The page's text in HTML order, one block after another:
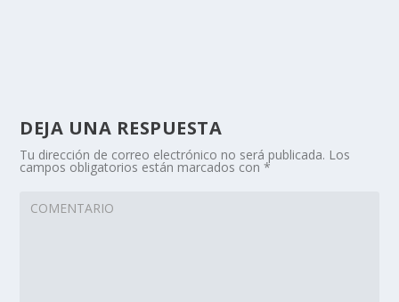
DEJA UNA RESPUESTA
Tu dirección de correo electrónico no será publicada. Los
campos obligatorios están marcados con*